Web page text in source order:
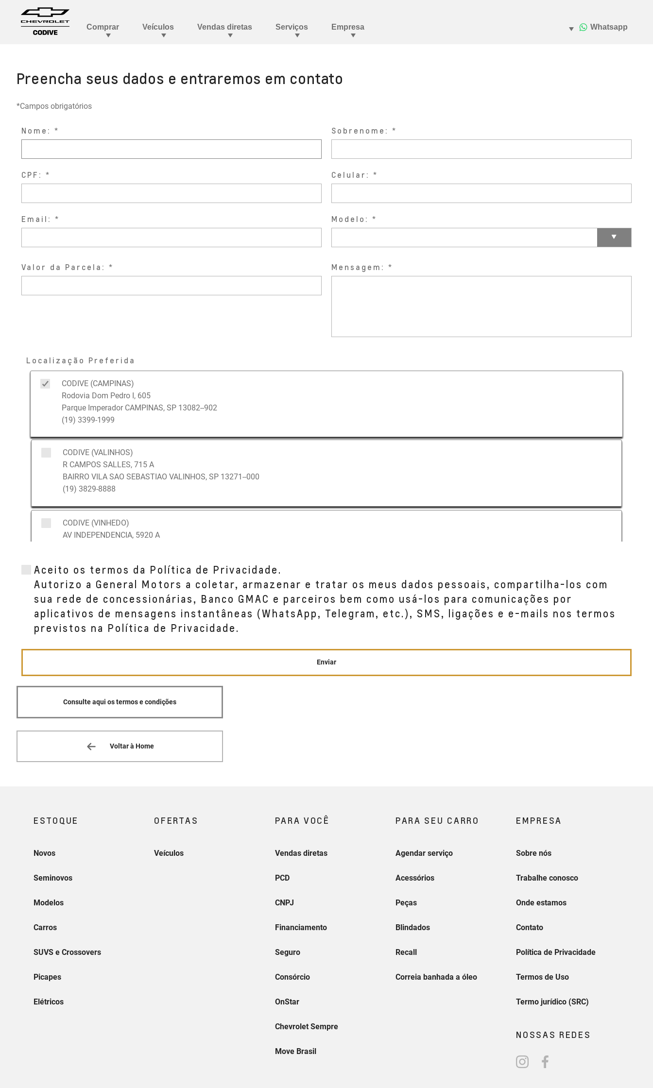
Preencha seus dados e entraremos em contato
*Campos obrigatórios
Nome: Sobrenome:
CPF: Celular:
Email: Modelo:
Valor da Parcela: Mensagem:
Localização Preferida
CODIVE (CAMPINAS)
Rodovia Dom Pedro I, 605
Parque Imperador CAMPINAS, SP 13082--902
(19) 3399-1999
CODIVE (VALINHOS)
R CAMPOS SALLES, 715 A
BAIRRO VILA SAO SEBASTIAO VALINHOS, SP 13271--000
(19) 3829-8888
CODIVE (VINHEDO)
AV INDEPENDENCIA, 5920 A
Aceito os termos da Política de Privacidade.
Autorizo a General Motors a coletar, armazenar e tratar os meus dados pessoais, compartilha-los com
sua rede de concessionárias, Banco GMAC e parceiros bem como usá-los para comunicações por
aplicativos de mensagens instantâneas (WhatsApp, Telegram, etc.), SMS, ligações e e-mails nos termos
previstos na Política de Privacidade.
Enviar
Consulte aqui os termos e condições
Voltar à Home